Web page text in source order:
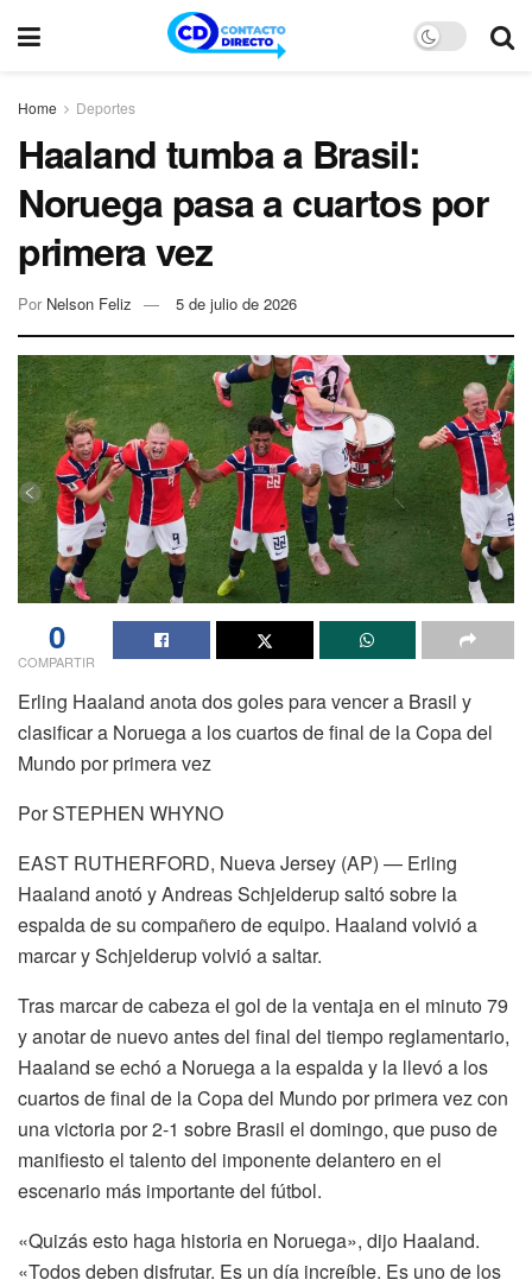
Home Deportes
Haaland tumba a Brasil:
Noruega pasa a cuartos por
primera vez
Por Nelson Feliz 5 de julio de 2026
0
COMPARTIR
Erling Haaland anota dos goles para vencer a Brasil y
clasificar a Noruega a los cuartos de final de la Copa del
Mundo por primera vez
Por STEPHEN WHYNO
EAST RUTHERFORD, Nueva Jersey (AP) — Erling
Haaland anotó y Andreas Schjelderup saltó sobre la
espalda de su compañero de equipo. Haaland volvió a
marcar y Schjelderup volvió a saltar.
Tras marcar de cabeza el gol de la ventaja en el minuto 79
y anotar de nuevo antes del final del tiempo reglamentario,
Haaland se echó a Noruega a la espalda y la llevó a los
cuartos de final de la Copa del Mundo por primera vez con
una victoria por 2-1 sobre Brasil el domingo, que puso de
manifiesto el talento del imponente delantero en el
escenario más importante del fútbol.
«Quizás esto haga historia en Noruega», dijo Haaland.
«Todos deben disfrutar. Es un día increíble. Es uno de los